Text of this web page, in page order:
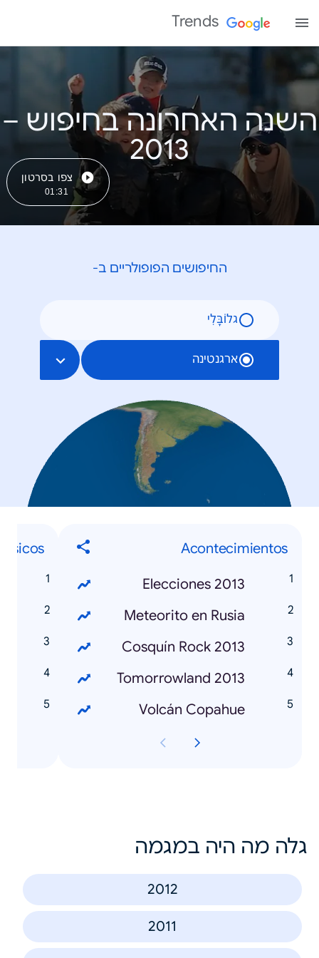
Trends
השנה האחרונה בחיפוש –
צפו בסרטון
01:31
החיפושים הפופולריים ב-
גלוֹבָּלִי
ארגנטינה
Acontecimientos
Elecciones 2013
Meteorito en Rusia
Cosquín Rock 2013
Tomorrowland 2013
Volcán Copahue
גלה מה היה במגמה
2012
2011